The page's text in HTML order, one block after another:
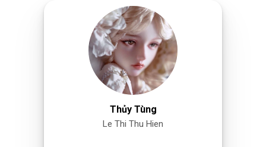
Thủy Tùng
Le Thi Thu Hien